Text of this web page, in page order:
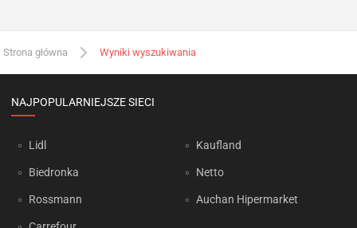
Strona główna Wyniki wyszukiwania
NAJPOPULARNIEJSZE SIECI
Lidl
Biedronka
Rossmann
Kaufland
Netto
Auchan Hipermarket